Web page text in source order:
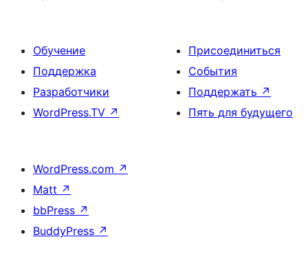
Обучение
Поддержка
Разработчики
WordPress.TV ↗
Присоединиться
События
Поддержать ↗
Пять для будущего
WordPress.com ↗
Matt ↗
bbPress ↗
BuddyPress ↗